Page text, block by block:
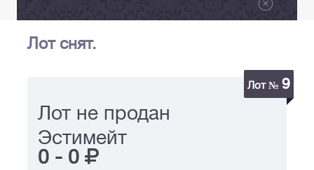
Лот снят.
Лот № 9
Лот не продан
Эстимейт
0 - 0